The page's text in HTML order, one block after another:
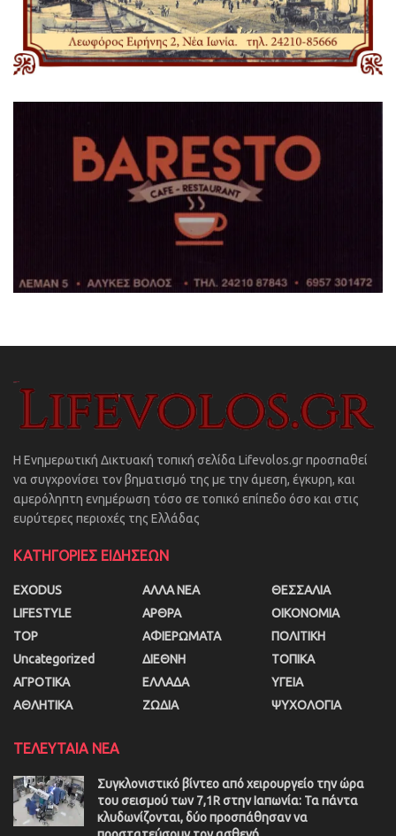
Η Ενημερωτική Δικτυακή τοπική σελίδα Lifevolos.gr προσπαθεί
να συγχρονίσει τον βηματισμό της με την άμεση, έγκυρη, και
αμερόληπτη ενημέρωση τόσο σε τοπικό επίπεδο όσο και στις
ευρύτερες περιοχές της Ελλάδας
ΚΑΤΗΓΟΡΙΕΣ ΕΙΔΗΣΕΩΝ
EXODUS
LIFESTYLE
TOP
Uncategorized
ΑΓΡΟΤΙΚΑ
ΑΘΛΗΤΙΚΑ
ΑΛΛΑ ΝΕΑ
ΑΡΘΡΑ
ΑΦΙΕΡΩΜΑΤΑ
ΔΙΕΘΝΗ
ΕΛΛΑΔΑ
ΖΩΔΙΑ
ΘΕΣΣΑΛΙΑ
ΟΙΚΟΝΟΜΙΑ
ΠΟΛΙΤΙΚΗ
ΤΟΠΙΚΑ
ΥΓΕΙΑ
ΨΥΧΟΛΟΓΙΑ
ΤΕΛΕΥΤΑΙΑ ΝΕΑ
Συγκλονιστικό βίντεο από χειρουργείο την ώρα
του σεισμού των 7,1R στην Ιαπωνία: Τα πάντα
κλυδωνίζονται, δύο προσπάθησαν να